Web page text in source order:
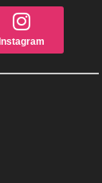
Instagram